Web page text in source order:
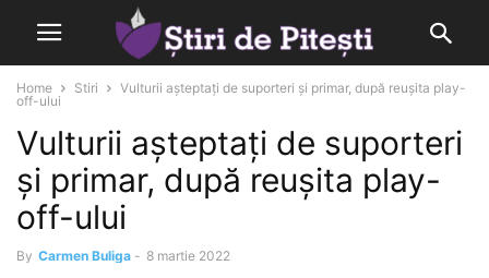
Home Stiri
Vulturii așteptați de suporteri și primar, după reușita play-
off-ului
Vulturii așteptați de suporteri
și primar, după reușita play-
off-ului
By Carmen Buliga - 8 martie 2022